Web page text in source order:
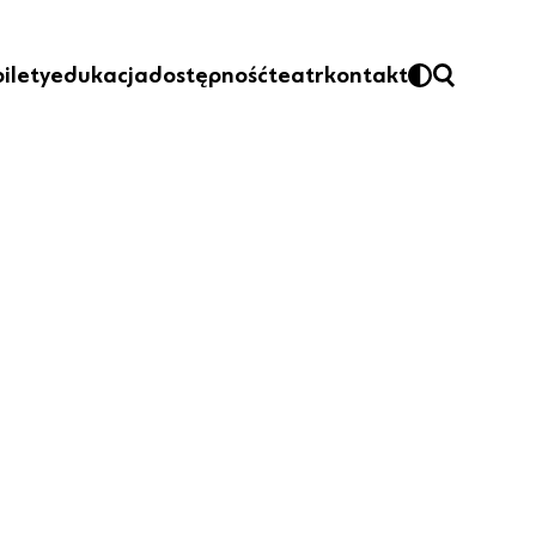
edukacjadostępnośćteatrkontakt